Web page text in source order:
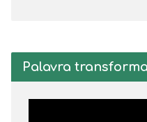
Palavra